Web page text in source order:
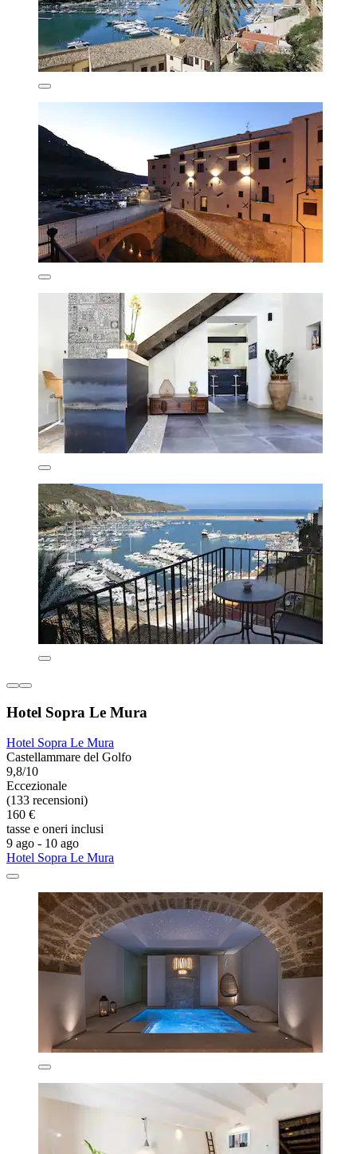
Hotel Sopra Le Mura
Hotel Sopra Le Mura
Castellammare del Golfo
9,8/10
Eccezionale
(133 recensioni)
160 €
tasse e oneri inclusi
9 ago - 10 ago
Hotel Sopra Le Mura